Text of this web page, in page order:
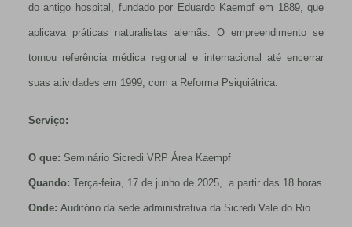
do antigo hospital, fundado por Eduardo Kaempf em 1889, que
aplicava práticas naturalistas alemãs. O empreendimento se
tornou referência médica regional e internacional até encerrar
suas atividades em 1999, com a Reforma Psiquiátrica.
Serviço:
O que: Seminário Sicredi VRP Área Kaempf
Quando: Terça-feira, 17 de junho de 2025, a partir das 18 horas
Onde: Auditório da sede administrativa da Sicredi Vale do Rio